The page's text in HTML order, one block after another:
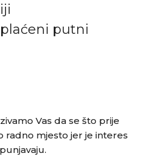
putni
Vas da se što prije
radno mjesto jer je interes